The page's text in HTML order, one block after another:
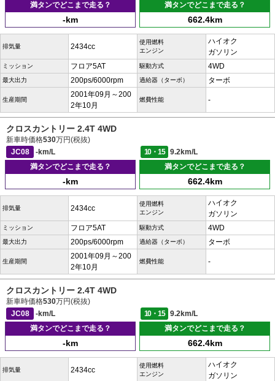
満タンでどこまで走る？
-km
満タンでどこまで走る？
662.4km
排気量 2434cc
使用燃料
エンジン
ハイオク
ガソリン
ミッション フロア5AT 駆動方式 4WD
最大出力 200ps/6000rpm 過給器（ターボ） ターボ
生産期間
2001年09月～200
2年10月
燃費性能 -
クロスカントリー 2.4T 4WD
新車時価格530万円(税抜)
JC08
-km/L 10・15
9.2km/L
満タンでどこまで走る？
-km
満タンでどこまで走る？
662.4km
排気量 2434cc
使用燃料
エンジン
ハイオク
ガソリン
ミッション フロア5AT 駆動方式 4WD
最大出力 200ps/6000rpm 過給器（ターボ） ターボ
生産期間
2001年09月～200
2年10月
燃費性能 -
クロスカントリー 2.4T 4WD
新車時価格530万円(税抜)
JC08
-km/L 10・15
9.2km/L
満タンでどこまで走る？
-km
満タンでどこまで走る？
662.4km
排気量 2434cc
使用燃料
エンジン
ハイオク
ガソリン